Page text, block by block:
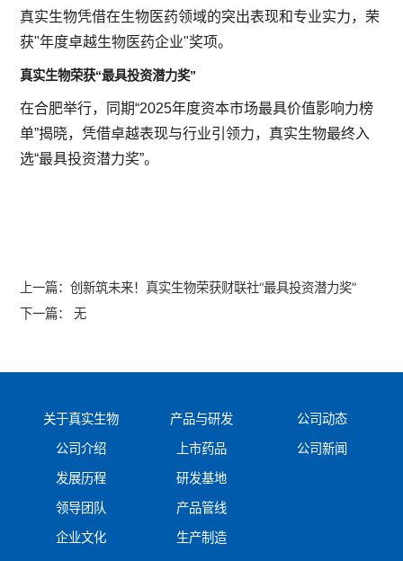
真实生物凭借在生物医药领域的突出表现和专业实力，荣
获"年度卓越生物医药企业"奖项。
真实生物荣获“最具投资潜力奖”
在合肥举行，同期“2025年度资本市场最具价值影响力榜
单”揭晓，凭借卓越表现与行业引领力，真实生物最终入
选“最具投资潜力奖”。
上一篇：创新筑未来！真实生物荣获财联社“最具投资潜力奖”
下一篇：无
关于真实生物
公司介绍
发展历程
领导团队
企业文化
产品与研发
上市药品
研发基地
产品管线
生产制造
公司动态
公司新闻